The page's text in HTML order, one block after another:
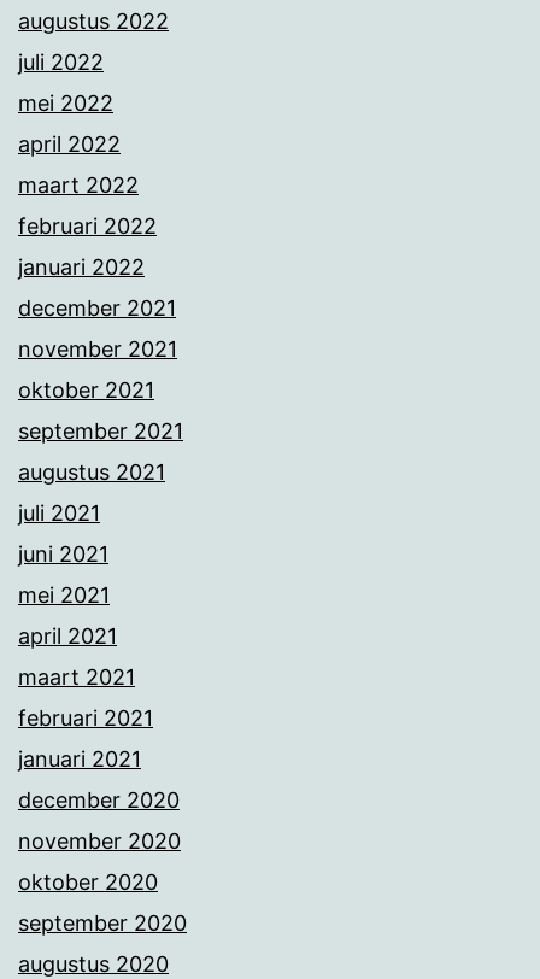
augustus 2022
juli 2022
mei 2022
april 2022
maart 2022
februari 2022
januari 2022
december 2021
november 2021
oktober 2021
september 2021
augustus 2021
juli 2021
juni 2021
mei 2021
april 2021
maart 2021
februari 2021
januari 2021
december 2020
november 2020
oktober 2020
september 2020
augustus 2020